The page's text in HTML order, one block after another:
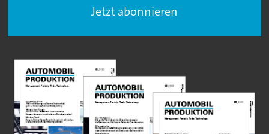
Jetzt abonnieren